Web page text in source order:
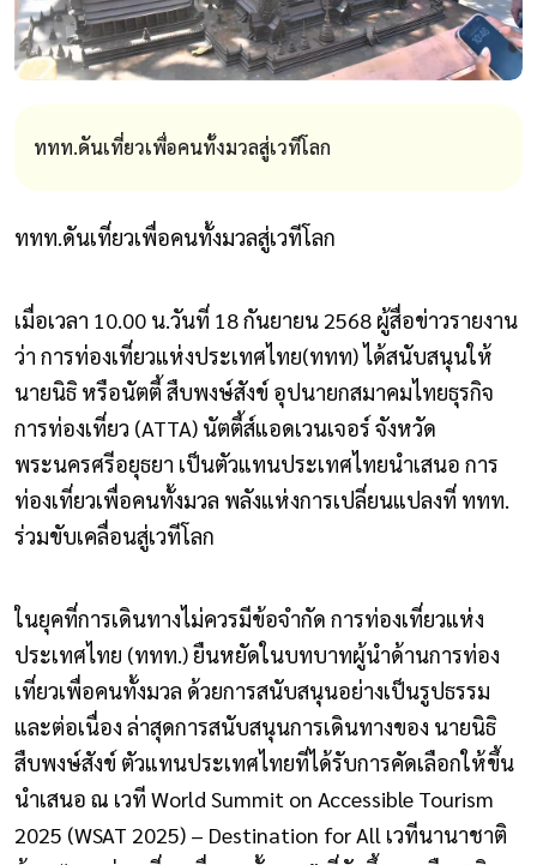
ททท.ดันเที่ยวเพื่อคนทั้งมวลสู่เวทีโลก
ททท.ดันเที่ยวเพื่อคนทั้งมวลสู่เวทีโลก
เมื่อเวลา 10.00 น.วันที่ 18 กันยายน 2568 ผู้สื่อข่าวรายงาน
ว่า การท่องเที่ยวแห่งประเทศไทย(ททท) ได้สนับสนุนให้
นายนิธิ หรือนัตตี้ สืบพงษ์สังข์ อุปนายกสมาคมไทยธุรกิจ
การท่องเที่ยว (ATTA) นัตตี้ส์แอดเวนเจอร์ จังหวัด
พระนครศรีอยุธยา เป็นตัวแทนประเทศไทยนำเสนอ การ
ท่องเที่ยวเพื่อคนทั้งมวล พลังแห่งการเปลี่ยนแปลงที่ ททท.
ร่วมขับเคลื่อนสู่เวทีโลก
ในยุคที่การเดินทางไม่ควรมีข้อจำกัด การท่องเที่ยวแห่ง
ประเทศไทย (ททท.) ยืนหยัดในบทบาทผู้นำด้านการท่อง
เที่ยวเพื่อคนทั้งมวล ด้วยการสนับสนุนอย่างเป็นรูปธรรม
และต่อเนื่อง ล่าสุดการสนับสนุนการเดินทางของ นายนิธิ
สืบพงษ์สังข์ ตัวแทนประเทศไทยที่ได้รับการคัดเลือกให้ขึ้น
นำเสนอ ณ เวที World Summit on Accessible Tourism
2025 (WSAT 2025) – Destination for All เวทีนานาชาติ